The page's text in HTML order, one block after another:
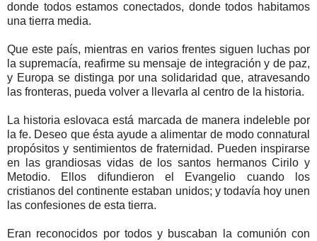
donde todos estamos conectados, donde todos habitamos
una tierra media.
Que este país, mientras en varios frentes siguen luchas por
la supremacía, reafirme su mensaje de integración y de paz,
y Europa se distinga por una solidaridad que, atravesando
las fronteras, pueda volver a llevarla al centro de la historia.
La historia eslovaca está marcada de manera indeleble por
la fe. Deseo que ésta ayude a alimentar de modo connatural
propósitos y sentimientos de fraternidad. Pueden inspirarse
en las grandiosas vidas de los santos hermanos Cirilo y
Metodio. Ellos difundieron el Evangelio cuando los
cristianos del continente estaban unidos; y todavía hoy unen
las confesiones de esta tierra.
Eran reconocidos por todos y buscaban la comunión con